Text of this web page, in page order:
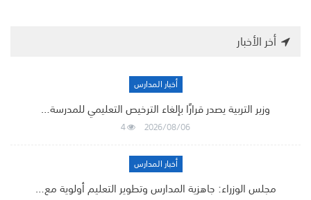
أخر الأخبار
أخبار المدارس
وزير التربية يصدر قرارًا بإلغاء الترخيص التعليمي للمدرسة…
2026/08/06
4
أخبار المدارس
مجلس الوزراء: جاهزية المدارس وتطوير التعليم أولوية مع…